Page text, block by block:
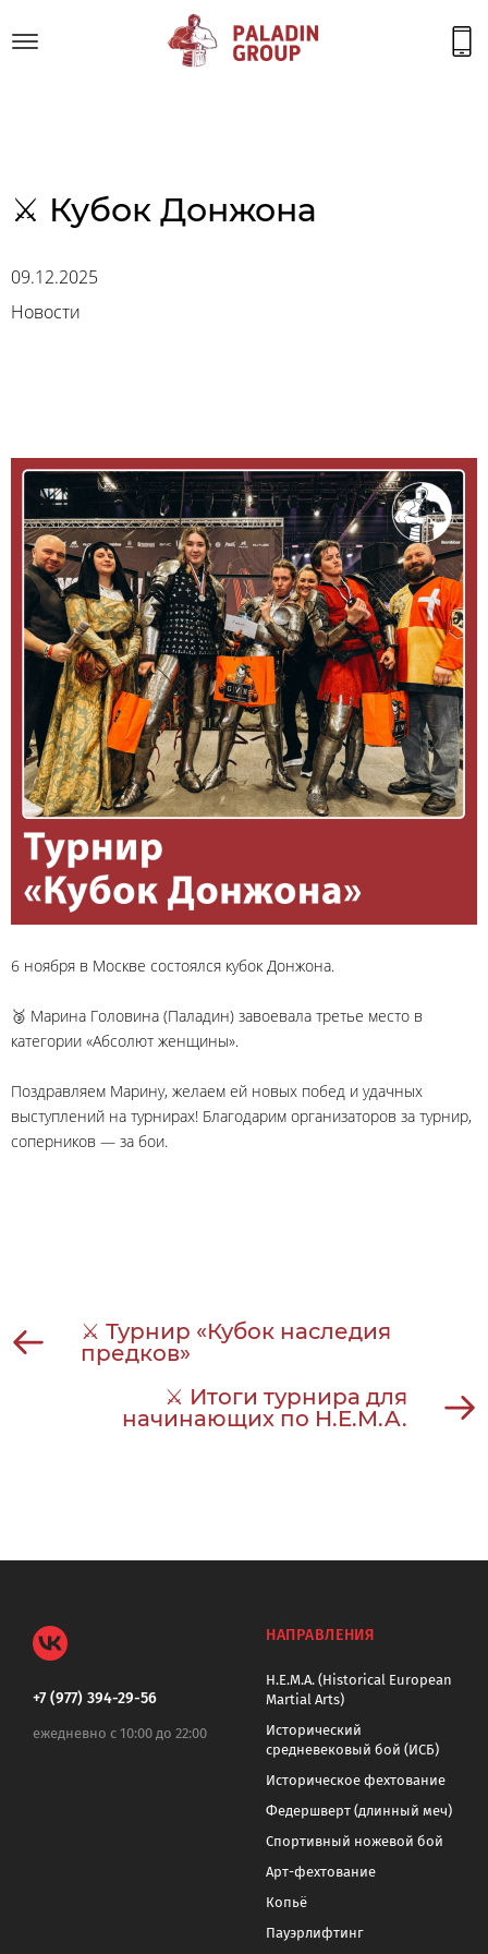
⚔ Кубок Донжона
09.12.2025
Новости
6 ноября в Москве состоялся кубок Донжона.
🥉 Марина Головина (Паладин) завоевала третье место в
категории «Абсолют женщины».
Поздравляем Марину, желаем ей новых побед и удачных
выступлений на турнирах! Благодарим организаторов за турнир,
соперников — за бои.
⚔ Турнир «Кубок наследия
предков»
⚔ Итоги турнира для
начинающих по H.E.M.A.
+7 (977) 394-29-56
ежедневно с 10:00 до 22:00
НАПРАВЛЕНИЯ
H.E.M.A. (Historical European
Martial Arts)
Исторический
средневековый бой (ИСБ)
Историческое фехтование
Федершверт (длинный меч)
Спортивный ножевой бой
Арт-фехтование
Копьё
Пауэрлифтинг